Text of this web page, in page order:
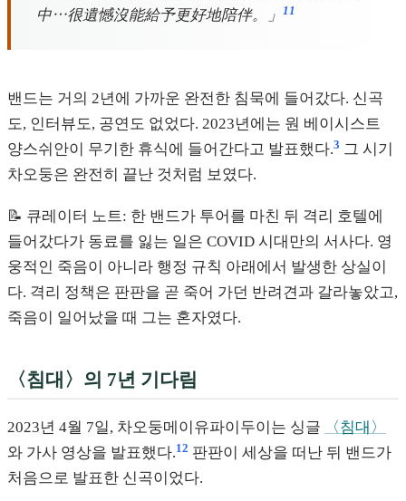
中⋯很遺憾沒能給予更好地陪伴。」
11
밴드는 거의 2년에 가까운 완전한 침묵에 들어갔다. 신곡
도, 인터뷰도, 공연도 없었다. 2023년에는 원 베이시스트
양스쉬안이 무기한 휴식에 들어간다고 발표했다.3 그 시기
차오둥은 완전히 끝난 것처럼 보였다.
📝 큐레이터 노트: 한 밴드가 투어를 마친 뒤 격리 호텔에
들어갔다가 동료를 잃는 일은 COVID 시대만의 서사다. 영
웅적인 죽음이 아니라 행정 규칙 아래에서 발생한 상실이
다. 격리 정책은 판판을 곧 죽어 가던 반려견과 갈라놓았고,
죽음이 일어났을 때 그는 혼자였다.
〈침대〉의 7년 기다림
2023년 4월 7일, 차오둥메이유파이두이는 싱글
〈침대〉
와 가사 영상을 발표했다.12 판판이 세상을 떠난 뒤 밴드가
처음으로 발표한 신곡이었다.